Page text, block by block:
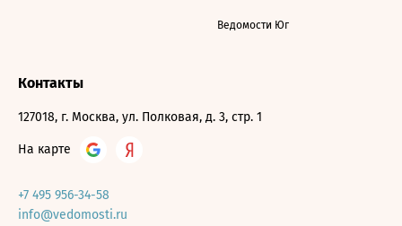
Ведомости Юг
Контакты
127018, г. Москва, ул. Полковая, д. 3, стр. 1
На карте
+7 495 956-34-58
info@vedomosti.ru